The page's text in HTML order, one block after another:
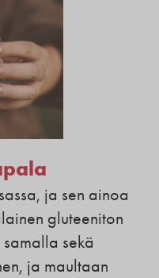
ja sen ainoa
gluteeniton
sekä
ja maultaan